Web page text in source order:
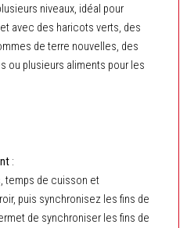
niveaux, idéal pour
avec des haricots verts, des
de terre nouvelles, des
ou plusieurs aliments pour les
:
temps de cuisson et
puis synchronisez les fins de
de synchroniser les fins de